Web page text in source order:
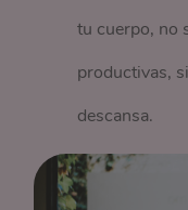
tu cuerpo, no
productivas,
descansa.